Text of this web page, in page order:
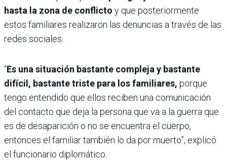
hasta la zona de conflicto y que posteriormente
estos familiares realizaron las denuncias a través de las
redes sociales.
“Es una situación bastante compleja y bastante
difícil, bastante triste para los familiares, porque
tengo entendido que ellos reciben una comunicación
del contacto que deja la persona que va a la guerra que
es de desaparición o no se encuentra el cuerpo,
entonces el familiar también lo da por muerto”, explicó
el funcionario diplomático.